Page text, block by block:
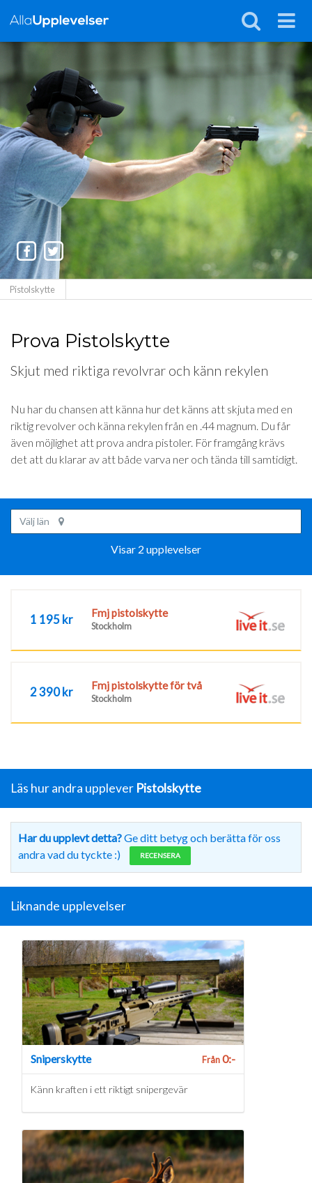
Pistolskytte
Prova Pistolskytte
Skjut med riktiga revolvrar och känn rekylen
Nu har du chansen att känna hur det känns att skjuta med en
riktig revolver och känna rekylen från en .44 magnum. Du får
även möjlighet att prova andra pistoler. För framgång krävs
det att du klarar av att både varva ner och tända till samtidigt.
Välj län
Visar 2 upplevelser
1 195 kr Fmj pistolskytte
Stockholm
2 390 kr Fmj pistolskytte för två
Stockholm
Läs hur andra upplever Pistolskytte
Har du upplevt detta?Ge ditt betyg och berätta för oss
andra vad du tyckte :)
RECENSERA
Liknande upplevelser
Sniperskytte Från0:-
Känn kraften i ett riktigt snipergevär